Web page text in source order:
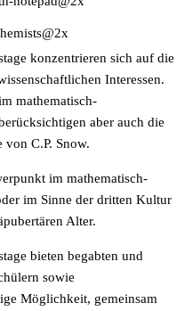
konzentrieren sich auf die
Interessen.
mathematisch-
aber auch die
C.P. Snow.
im mathematisch-
im Sinne der dritten Kultur
Alter.
bieten begabten und
sowie
Möglichkeit, gemeinsam